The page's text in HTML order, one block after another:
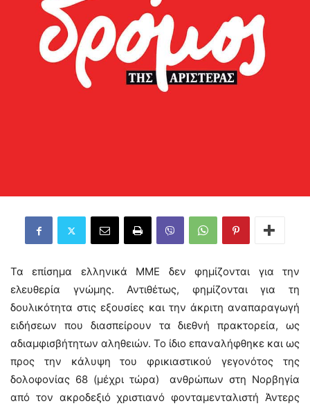
Τα επίσημα ελληνικά ΜΜΕ δεν φημίζονται για την
ελευθερία γνώμης. Αντιθέτως, φημίζονται για τη
δουλικότητα στις εξουσίες και την άκριτη αναπαραγωγή
ειδήσεων που διασπείρουν τα διεθνή πρακτορεία, ως
αδιαμφισβήτητων αληθειών. Το ίδιο επαναλήφθηκε και ως
προς την κάλυψη του φρικιαστικού γεγονότος της
δολοφονίας 68 (μέχρι τώρα) ανθρώπων στη Νορβηγία
από τον ακροδεξιό χριστιανό φονταμενταλιστή Άντερς